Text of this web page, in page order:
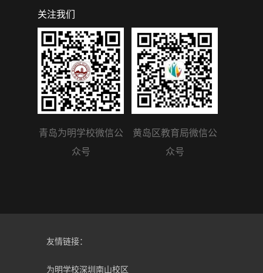
关注我们
青岛为明学校微信公
众号
黄岛区教育局微信公
众号
友情链接：
为明学校深圳南山校区